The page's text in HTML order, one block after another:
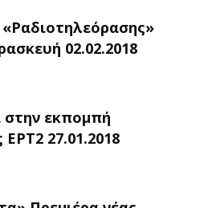
02.02.2018
εκπομπή
27.01.2018